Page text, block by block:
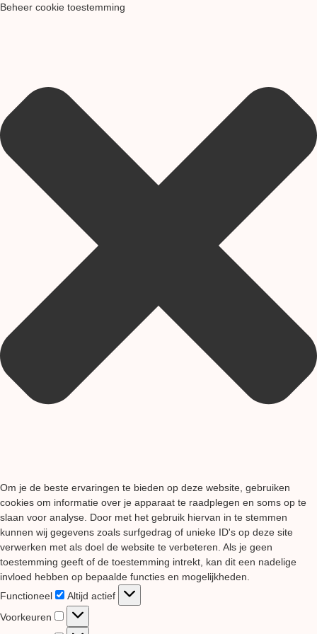
Beheer cookie toestemming
Om je de beste ervaringen te bieden op deze website, gebruiken
cookies om informatie over je apparaat te raadplegen en soms op te
slaan voor analyse. Door met het gebruik hiervan in te stemmen
kunnen wij gegevens zoals surfgedrag of unieke ID's op deze site
verwerken met als doel de website te verbeteren. Als je geen
toestemming geeft of de toestemming intrekt, kan dit een nadelige
invloed hebben op bepaalde functies en mogelijkheden.
Functioneel
Functioneel
Altijd actief
Voorkeuren
Voorkeuren